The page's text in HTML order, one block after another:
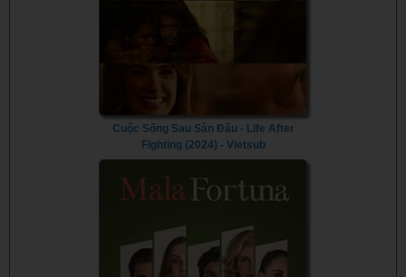
Cuộc Sống Sau Sàn Đấu - Life After
Fighting (2024) - Vietsub